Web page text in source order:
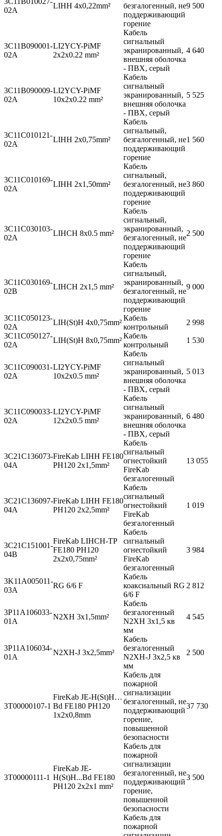
02A
LIHH 4x0,22mm²
безгалогенный, не
поддерживающий
горение
9 500
3C11B090001-
02A
LI2YCY-PiMF
2x2x0.22 mm²
Кабель
сигнальный
экранированный,
внешняя оболочка
- ПВХ, серый
4 640
3C11B090009-
02A
LI2YCY-PiMF
10x2x0.22 mm²
Кабель
сигнальный
экранированный,
внешняя оболочка
- ПВХ, серый
5 525
3C11C010121-
02A
LIHH 2x0,75mm²
Кабель
сигнальный,
безгалогенный, не
поддерживающий
горение
1 560
3C11C010169-
02A
LIHH 2x1,50mm²
Кабель
сигнальный,
безгалогенный, не
поддерживающий
горение
3 860
3C11C030103-
02A
LIHCH 8x0.5 mm²
Кабель
сигнальный,
экранированный,
безгалогенный, не
поддерживающий
горение
2 500
3C11C030169-
02B
LIHCH 2x1,5 mm²
Кабель
сигнальный,
экранированный,
безгалогенный, не
поддерживающий
горение
9 000
3C11C050123-
02A
LIH(St)H 4x0,75mm²
Кабель
контрольный
2 998
3C11C050127-
02A
LIH(St)H 8x0,75mm²
Кабель
контрольный
1 530
3C11C090031-
02A
LI2YCY-PiMF
10x2x0.5 mm²
Кабель
сигнальный
экранированный,
внешняя оболочка
- ПВХ, серый
5 013
3C11C090033-
02A
LI2YCY-PiMF
12x2x0.5 mm²
Кабель
сигнальный
экранированный,
внешняя оболочка
- ПВХ, серый
6 480
3C21C136073-
04A
FireKab LIHH FE180
PH120 2x1,5mm²
Кабель
сигнальный
огнестойкий
FireKab
безгалогенный
13 055
3C21C136097-
04A
FireKab LIHH FE180
PH120 2x2,5mm²
Кабель
сигнальный
огнестойкий
FireKab
безгалогенный
1 019
3C21C151001-
04B
FireKab LIHCH-TP
FE180 PH120
2x2x0,75mm²
Кабель
сигнальный
огнестойкий
FireKab
безгалогенный
3 984
3K11A005011-
03A
RG 6/6 F
Кабель
коаксиальный RG
6/6 F
2 812
3P11A106033-
01A
N2XH 3x1,5mm²
Кабель
безгалогенный
N2XH 3x1,5 кв
мм
4 545
3P11A106034-
01A
N2XH-J 3x2,5mm²
Кабель
безгалогенный
N2XH-J 3x2,5 кв
мм
2 500
3T00000107-1
FireKab JE-H(St)H…
Bd FE180 PH120
1x2x0,8mm
Кабель для
пожарной
сигнализации
безгалогенный, не
поддерживающий
горение,
повышенной
безопасности
37 730
3T00000111-1
FireKab JE-
H(St)H...Bd FE180
PH120 2x2x1 mm²
Кабель для
пожарной
сигнализации
безгалогенный, не
поддерживающий
горение,
повышенной
безопасности
3 500
Кабель для
пожарной